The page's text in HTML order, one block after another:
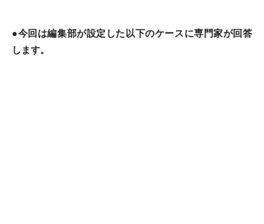
●今回は編集部が設定した以下のケースに専門家が回答
します。